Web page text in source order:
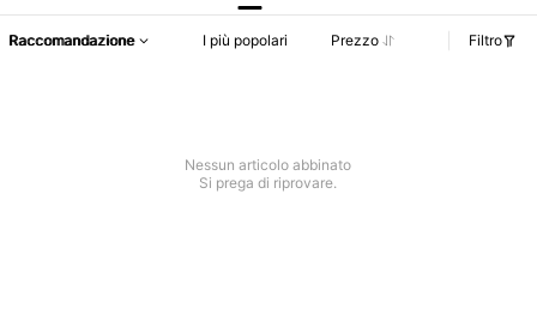
Raccomandazione I più popolari Prezzo Filtro
Nessun articolo abbinato
Si prega di riprovare.